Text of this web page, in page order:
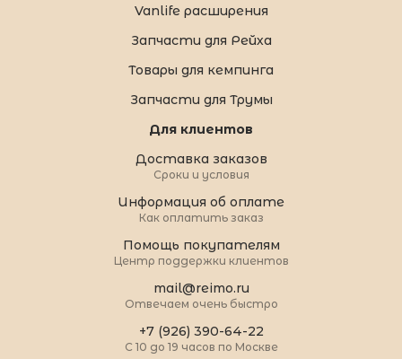
Vanlife расширения
Запчасти для Рейха
Товары для кемпинга
Запчасти для Трумы
Для клиентов
Доставка заказов
Сроки и условия
Информация об оплате
Как оплатить заказ
Помощь покупателям
Центр поддержки клиентов
mail@reimo.ru
Отвечаем очень быстро
+7 (926) 390-64-22
С 10 до 19 часов по Москве